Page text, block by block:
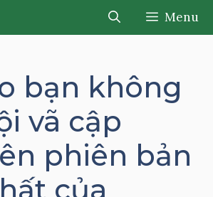
Menu
bạn không
vã cập
phiên bản
của